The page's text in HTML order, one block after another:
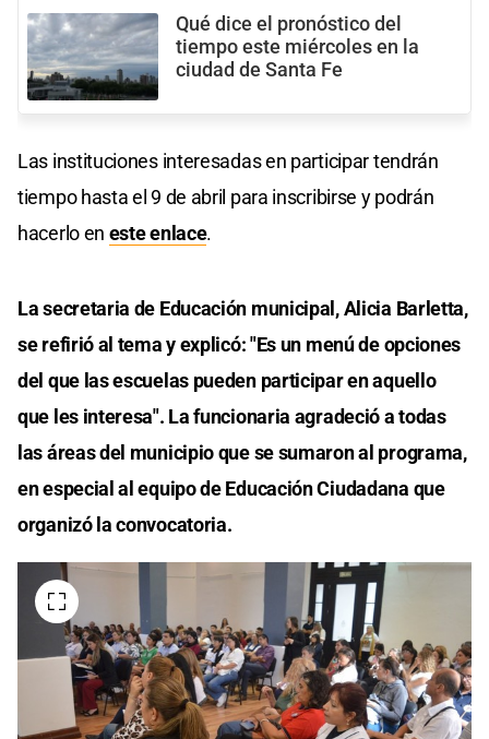
Qué dice el pronóstico del
tiempo este miércoles en la
ciudad de Santa Fe
Las instituciones interesadas en participar tendrán
tiempo hasta el 9 de abril para inscribirse y podrán
hacerlo en este enlace.
La secretaria de Educación municipal, Alicia Barletta,
se refirió al tema y explicó: "Es un menú de opciones
del que las escuelas pueden participar en aquello
que les interesa". La funcionaria agradeció a todas
las áreas del municipio que se sumaron al programa,
en especial al equipo de Educación Ciudadana que
organizó la convocatoria.